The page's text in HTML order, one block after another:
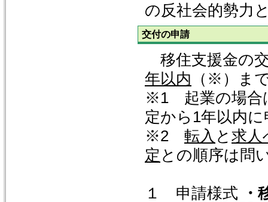
の反社会的勢力
交付の申請
移住支援金の
年以内 （※）ま
※1 起業の場合
定から1年以内
※2 転入 と 求人
定 との順序は問
１ 申請様式
・